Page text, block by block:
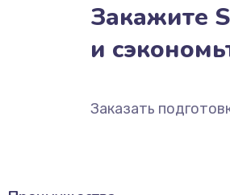
Закажите
и
Заказать